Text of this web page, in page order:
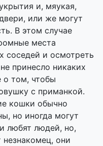
и, мяукая,
или же могут
В этом случае
места
соседей и осмотреть
принесло никаких
о том, чтобы
с приманкой.
кошки обычно
но иногда могут
любят людей, но,
незнакомец, они